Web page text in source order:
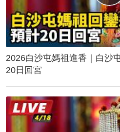
2026白沙屯媽祖進香｜白沙
20日回宮